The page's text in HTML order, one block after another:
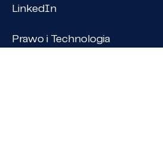
LinkedIn
Prawo i Technologia